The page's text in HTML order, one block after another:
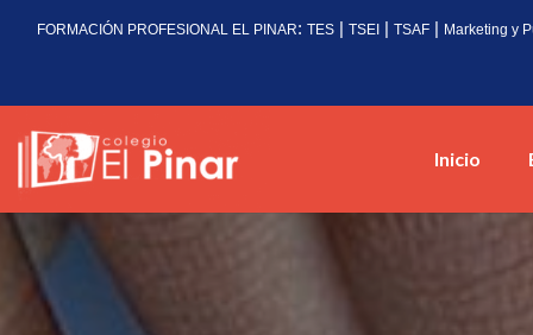
FORMACIÓN PROFESIONAL EL PINAR: TES | TSEI | TSAF | Marketing y
Inicio